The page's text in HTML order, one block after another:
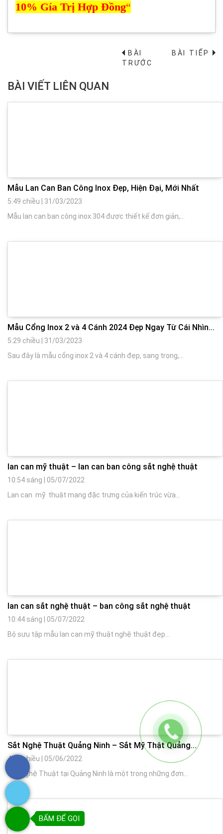
10% Gía Trị Hợp Đồng“
BÀI
TRƯỚC
BÀI TIẾP→
BÀI VIẾT LIÊN QUAN
Mẫu Lan Can Ban Công Inox Đẹp, Hiện Đại, Mới Nhất
5:49 chiều
31/03/2023
Mẫu lan can ban công inox 304 được thiết kế đơn giản,...
Mẫu Cổng Inox 2 và 4 Cánh 2024 Đẹp Ngay Từ Cái Nhìn...
5:29 chiều
31/03/2023
Sau đây là mẫu cổng inox 2 và 4 cánh đẹp, sang trọng,...
lan can mỹ thuật – lan can ban công sắt nghệ thuật
10:54 sáng
05/07/2022
Lan can mỹ thuật mang đặc trưng của kiến trúc vừa...
lan can sắt nghệ thuật – ban công sắt nghệ thuật
10:44 sáng
05/07/2022
Bộ sưu tập mẫu lan can mỹ thuật nghệ thuật đẹp...
Sắt Nghệ Thuật Quảng Ninh – Sắt Mỹ Thật Quảng...
4:20 chiều
05/06/2022
Sắt Nghệ Thuật tại Quảng Ninh là một trong những đơn...
BẤM ĐỂ GỌI